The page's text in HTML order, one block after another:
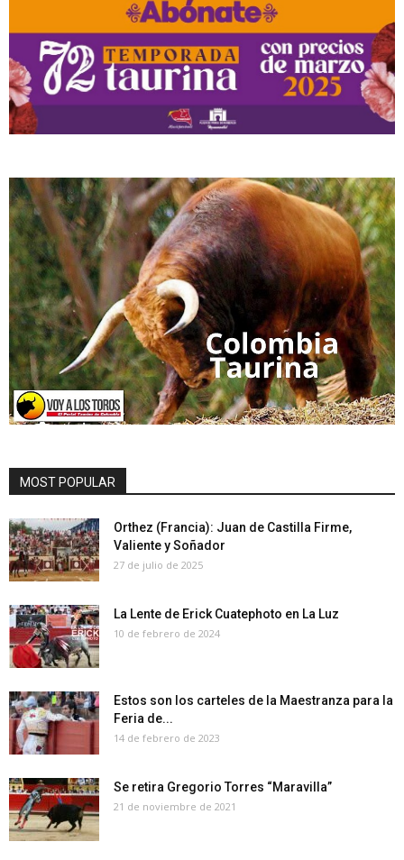
MOST POPULAR
Orthez (Francia): Juan de Castilla Firme,
Valiente y Soñador
27 de julio de 2025
La Lente de Erick Cuatephoto en La Luz
10 de febrero de 2024
Estos son los carteles de la Maestranza para la
Feria de...
14 de febrero de 2023
Se retira Gregorio Torres “Maravilla”
21 de noviembre de 2021